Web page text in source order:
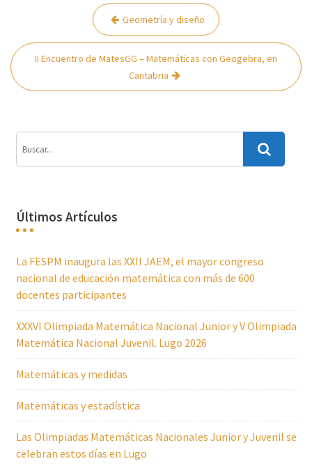
Navegación
entradas
Geometría y diseño
II Encuentro de MatesGG – Matemáticas con Geogebra, en
Cantabria
Últimos Artículos
La FESPM inaugura las XXII JAEM, el mayor congreso
nacional de educación matemática con más de 600
docentes participantes
XXXVI Olimpiada Matemática Nacional Junior y V Olimpiada
Matemática Nacional Juvenil. Lugo 2026
Matemáticas y medidas
Matemáticas y estadística
Las Olimpiadas Matemáticas Nacionales Junior y Juvenil se
celebran estos días en Lugo